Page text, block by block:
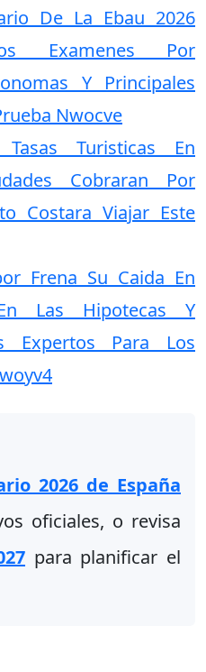
De La Ebau 2026
Examenes Por
Y Principales
Nwocve
Turisticas En
Cobraran Por
Costara Viajar Este
Frena Su Caida En
Las Hipotecas Y
Expertos Para Los
2026 de España
oficiales, o revisa
para planificar el